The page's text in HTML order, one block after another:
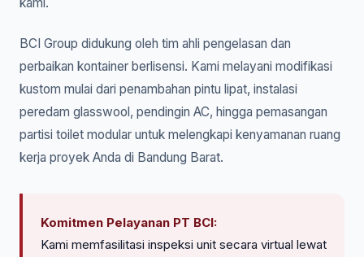
BCI Group didukung oleh tim ahli pengelasan dan
perbaikan kontainer berlisensi. Kami melayani modifikasi
kustom mulai dari penambahan pintu lipat, instalasi
peredam glasswool, pendingin AC, hingga pemasangan
partisi toilet modular untuk melengkapi kenyamanan ruang
kerja proyek Anda di Bandung Barat.
Komitmen Pelayanan PT BCI:
Kami memfasilitasi inspeksi unit secara virtual lewat